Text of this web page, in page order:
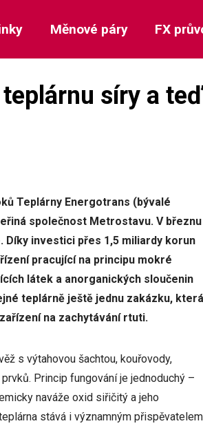
Měnové páry FX
síry a teď
Teplárny Energotrans (bývalé
společnost Metrostavu. V březnu
Díky investici přes 1,5 miliardy korun
pracující na principu mokré
látek a anorganických sloučenin
teplárně ještě jednu zakázku, která
na zachytávání rtuti.
s výtahovou šachtou, kouřovody,
Princip fungování je jednoduchý –
naváže oxid siřičitý a jeho
stává i významným přispěvatelem